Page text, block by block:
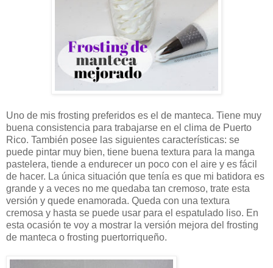
Uno de mis frosting preferidos es el de manteca. Tiene muy
buena consistencia para trabajarse en el clima de Puerto
Rico. También posee las siguientes características: se
puede pintar muy bien, tiene buena textura para la manga
pastelera, tiende a endurecer un poco con el aire y es fácil
de hacer. La única situación que tenía es que mi batidora es
grande y a veces no me quedaba tan cremoso, trate esta
versión y quede enamorada. Queda con una textura
cremosa y hasta se puede usar para el espatulado liso. En
esta ocasión te voy a mostrar la versión mejora del frosting
de manteca o frosting puertorriqueño.